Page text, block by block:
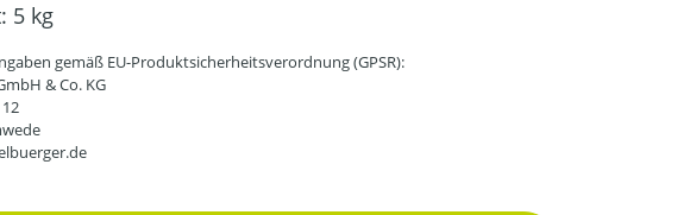
5 kg
gemäß EU-Produktsicherheitsverordnung (GPSR):
& Co. KG